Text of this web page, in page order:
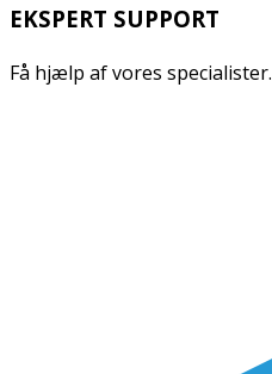
EKSPERT SUPPORT
Få hjælp af vores specialister.